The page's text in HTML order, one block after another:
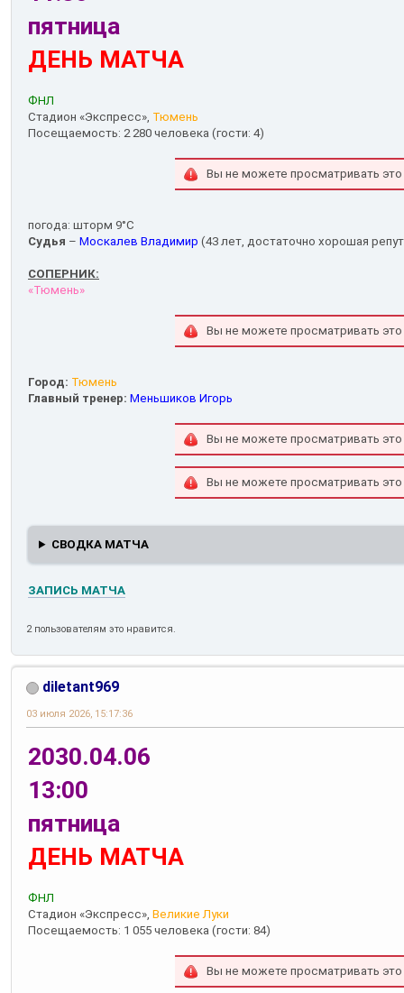
пятница
ДЕНЬ МАТЧА
ФНЛ
Стадион «Экспресс», Тюмень
Посещаемость: 2 280 человека (гости: 4)
Вы не можете просматривать
погода: шторм 9°С
Судья – Москалев Владимир (43 лет, достаточно хорошая
СОПЕРНИК:
«Тюмень»
Вы не можете просматривать
Город: Тюмень
Главный тренер: Меньшиков Игорь
Вы не можете просматривать
Вы не можете просматривать
СВОДКА МАТЧА
ЗАПИСЬ МАТЧА
2 пользователям это нравится.
diletant969
03 июля 2026, 15:17:36
2030.04.06
13:00
пятница
ДЕНЬ МАТЧА
ФНЛ
Стадион «Экспресс», Великие Луки
Посещаемость: 1 055 человека (гости: 84)
Вы не можете просматривать